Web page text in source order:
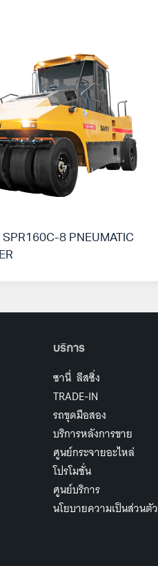
8 PNEUMATIC
บริการ
ซานี่ ลีสซิ่ง
TRADE-IN
รถขุดมือสอง
บริการหลังการขาย
ศูนย์กระจายอะไหล่
โปรโมชั่น
ศูนย์บริการ
นโยบายความเป็นส่วนตัว